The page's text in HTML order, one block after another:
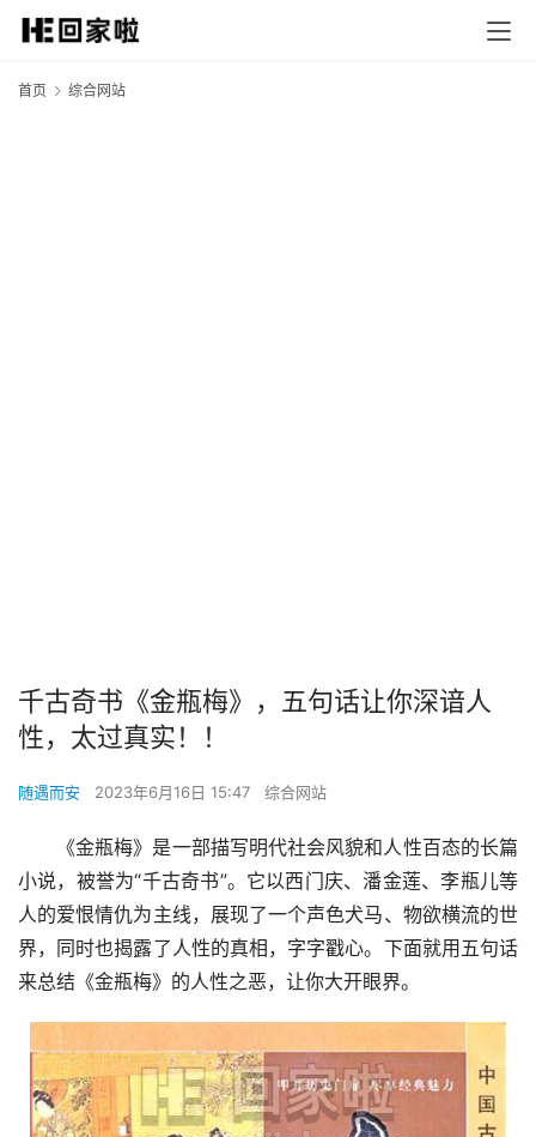
首页 综合网站
千古奇书《金瓶梅》，五句话让你深谙人
性，太过真实！！
随遇而安 2023年6月16日 15:47 综合网站
《金瓶梅》是一部描写明代社会风貌和人性百态的长篇
小说，被誉为“千古奇书”。它以西门庆、潘金莲、李瓶儿等
人的爱恨情仇为主线，展现了一个声色犬马、物欲横流的世
界，同时也揭露了人性的真相，字字戳心。下面就用五句话
来总结《金瓶梅》的人性之恶，让你大开眼界。